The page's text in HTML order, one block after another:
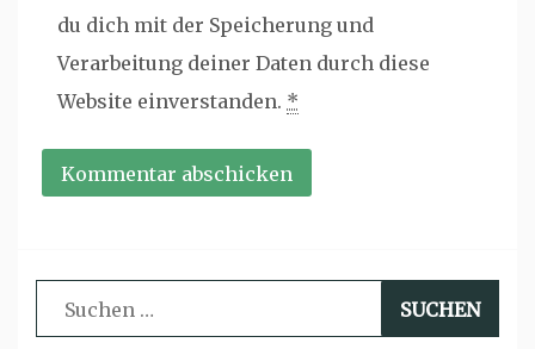
du dich mit der Speicherung und
Verarbeitung deiner Daten durch diese
Website einverstanden. *
Suchen
nach: